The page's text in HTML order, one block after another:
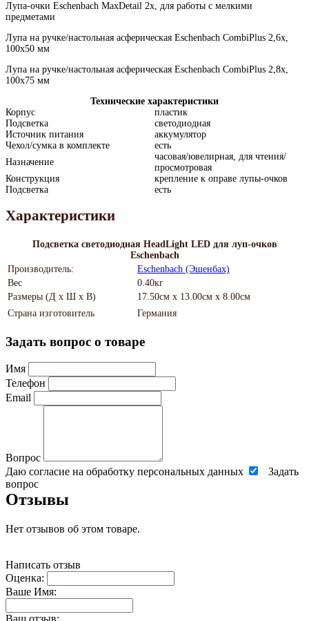
Лупа-очки Eschenbach MaxDetail 2х, для работы с мелкими
предметами
Лупа на ручке/настольная асферическая Eschenbach CombiPlus 2,6x,
100x50 мм
Лупа на ручке/настольная асферическая Eschenbach CombiPlus 2,8x,
100x75 мм
Технические характеристики
Корпус
пластик
Подсветка
светодиодная
Источник питания
аккумулятор
Чехол/сумка в комплекте
есть
Назначение
часовая/ювелирная, для чтения/
просмотровая
Конструкция
крепление к оправе лупы-очков
Подсветка
есть
Характеристики
Подсветка светодиодная HeadLight LED для луп-очков
Eschenbach
Производитель:
Eschenbach (Эшенбах)
Вес
0.40кг
Размеры (Д х Ш х В)
17.50см x 13.00см x 8.00см
Страна изготовитель
Германия
Задать вопрос о товаре
Имя
Телефон
Email
Вопрос
Даю согласие на обработку персональных данных
Задать
вопрос
Отзывы
Нет отзывов об этом товаре.
Написать отзыв
Оценка:
Ваше Имя: